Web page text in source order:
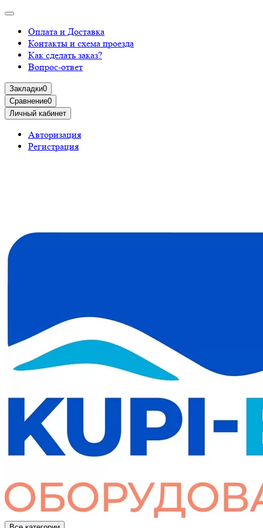
Оплата и Доставка
Контакты и схема проезда
Как сделать заказ?
Вопрос-ответ
Закладки0
Сравнение0
Личный кабинет
Авторизация
Регистрация